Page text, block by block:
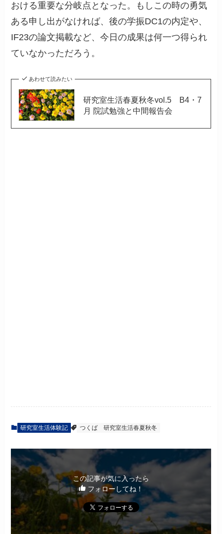
おける重要な分岐点となった。もしこの時の勇気
ある申し出がなければ、後の学振DC1の内定や、
IF23の論文掲載など、今日の成果は何一つ得られ
ていなかっただろう。
あわせて読みたい
研究室生活春夏秋冬vol.5 B4・7
月 院試勉強と中間報告会
研究室生活体験記 つくば 研究室生活春夏秋冬
この記事が気に入ったら
フォローしてね！